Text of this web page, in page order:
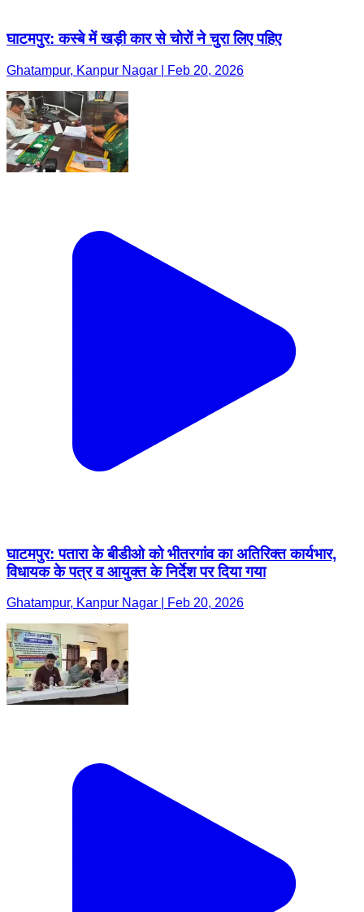
घाटमपुर: कस्बे में खड़ी कार से चोरों ने चुरा लिए पहिए
Ghatampur, Kanpur Nagar | Feb 20, 2026
घाटमपुर: पतारा के बीडीओ को भीतरगांव का अतिरिक्त कार्यभार,
विधायक के पत्र व आयुक्त के निर्देश पर दिया गया
Ghatampur, Kanpur Nagar | Feb 20, 2026